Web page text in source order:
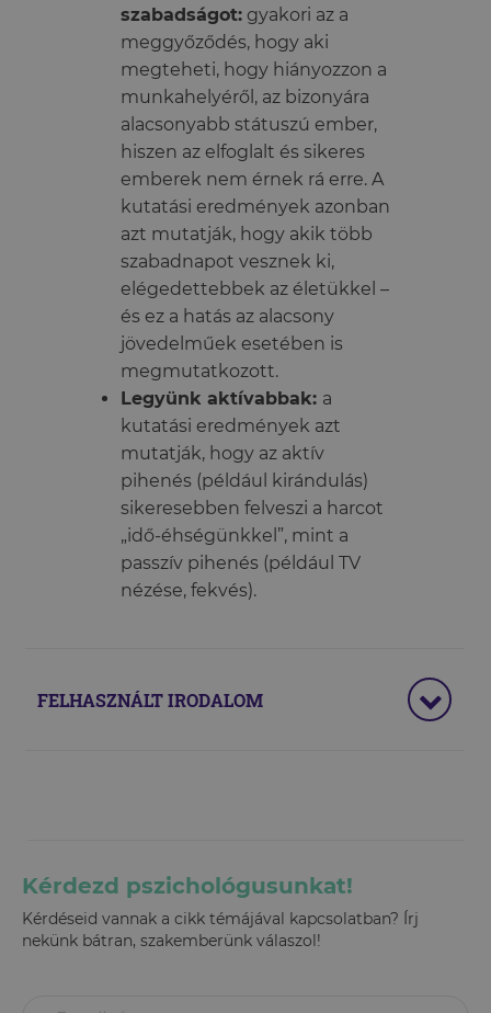
szabadságot: gyakori az a
meggyőződés, hogy aki
megteheti, hogy hiányozzon a
munkahelyéről, az bizonyára
alacsonyabb státuszú ember,
hiszen az elfoglalt és sikeres
emberek nem érnek rá erre. A
kutatási eredmények azonban
azt mutatják, hogy akik több
szabadnapot vesznek ki,
elégedettebbek az életükkel –
és ez a hatás az alacsony
jövedelműek esetében is
megmutatkozott.
Legyünk aktívabbak: a
kutatási eredmények azt
mutatják, hogy az aktív
pihenés (például kirándulás)
sikeresebben felveszi a harcot
„idő-éhségünkkel”, mint a
passzív pihenés (például TV
nézése, fekvés).
FELHASZNÁLT IRODALOM
Kérdezd pszichológusunkat!
Kérdéseid vannak a cikk témájával kapcsolatban? Írj
nekünk bátran, szakemberünk válaszol!